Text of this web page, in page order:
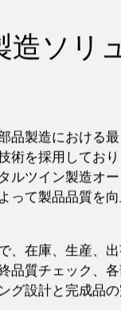
造ソリ
品製造における
術を採用してお
ルツイン製造オ
って製品品質を
、在庫、生産、
品質チェック、
グ設計と完成品